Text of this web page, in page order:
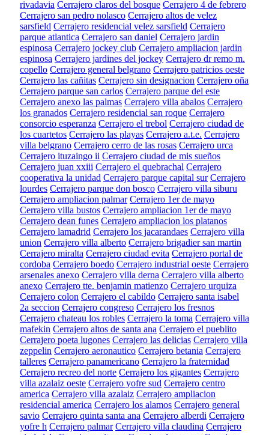
rivadavia Cerrajero claros del bosque Cerrajero 4 de febrero
Cerrajero san pedro nolasco Cerrajero altos de velez
sarsfield Cerrajero residencial velez sarsfield Cerrajero
parque atlantica Cerrajero san daniel Cerrajero jardin
espinosa Cerrajero jockey club Cerrajero ampliacion jardin
espinosa Cerrajero jardines del jockey Cerrajero dr remo m.
copello Cerrajero general belgrano Cerrajero patricios oeste
Cerrajero las cañitas Cerrajero sin designacion Cerrajero oña
Cerrajero parque san carlos Cerrajero parque del este
Cerrajero anexo las palmas Cerrajero villa abalos Cerrajero
los granados Cerrajero residencial san roque Cerrajero
consorcio esperanza Cerrajero el trebol Cerrajero ciudad de
los cuartetos Cerrajero las playas Cerrajero a.t.e. Cerrajero
villa belgrano Cerrajero cerro de las rosas Cerrajero urca
Cerrajero ituzaingo ii Cerrajero ciudad de mis sueños
Cerrajero juan xxiii Cerrajero el quebrachal Cerrajero
cooperativa la unidad Cerrajero parque capital sur Cerrajero
lourdes Cerrajero parque don bosco Cerrajero villa siburu
Cerrajero ampliacion palmar Cerrajero 1er de mayo
Cerrajero villa bustos Cerrajero ampliacion 1er de mayo
Cerrajero dean funes Cerrajero ampliacion los platanos
Cerrajero lamadrid Cerrajero los jacarandaes Cerrajero villa
union Cerrajero villa alberto Cerrajero brigadier san martin
Cerrajero miralta Cerrajero ciudad evita Cerrajero portal de
cordoba Cerrajero boedo Cerrajero industrial oeste Cerrajero
arsenales anexo Cerrajero villa derna Cerrajero villa alberto
anexo Cerrajero tte. benjamin matienzo Cerrajero urquiza
Cerrajero colon Cerrajero el cabildo Cerrajero santa isabel
2a seccion Cerrajero congreso Cerrajero los fresnos
Cerrajero chateau los robles Cerrajero la toma Cerrajero villa
mafekin Cerrajero altos de santa ana Cerrajero el pueblito
Cerrajero poeta lugones Cerrajero las delicias Cerrajero villa
zeppelin Cerrajero aeronautico Cerrajero betania Cerrajero
talleres Cerrajero panamericano Cerrajero la fraternidad
Cerrajero recreo del norte Cerrajero los gigantes Cerrajero
villa azalaiz oeste Cerrajero yofre sud Cerrajero centro
america Cerrajero villa azalaiz Cerrajero ampliacion
residencial america Cerrajero los alamos Cerrajero general
savio Cerrajero quinta santa ana Cerrajero alberdi Cerrajero
yofre h Cerrajero palmar Cerrajero villa claudina Cerrajero